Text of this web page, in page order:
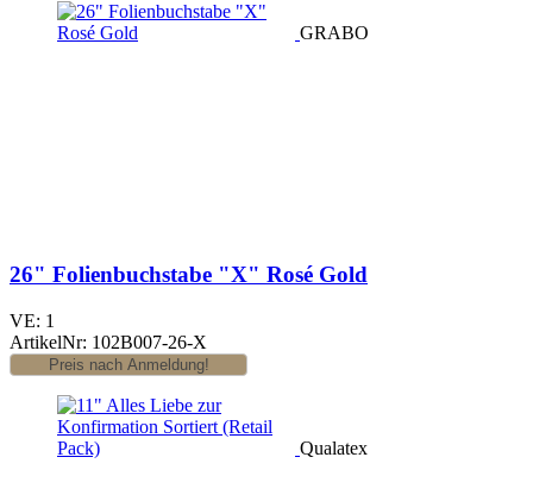
GRABO
26" Folienbuchstabe "X" Rosé Gold
VE: 1
ArtikelNr: 102B007-26-X
Qualatex